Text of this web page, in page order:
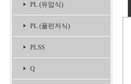
PL (유압식)
PL (플런저식)
PLSS
Q